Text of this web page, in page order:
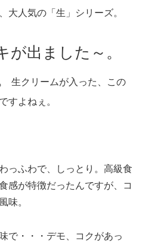
大人気の「生」シリーズ。
が出ました～。
生クリームが入った、この
すよねぇ。
っふわで、しっとり。高級食
感が特徴だったんですが、コ
味。
で・・・デモ、コクがあっ